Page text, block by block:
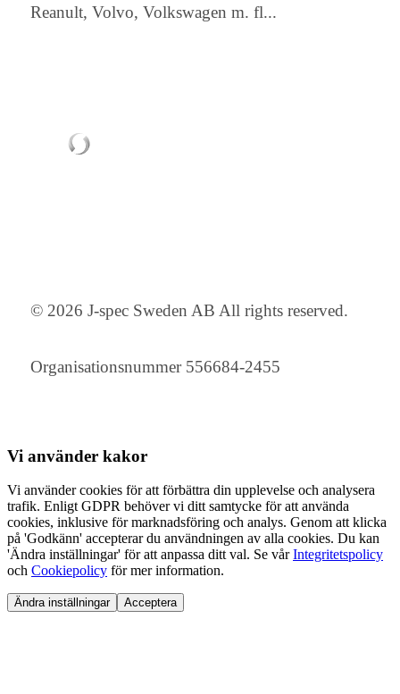
Reanult, Volvo, Volkswagen m. fl...
© 2026 J-spec Sweden AB All rights reserved.
Organisationsnummer 556684-2455
Vi använder kakor
Vi använder cookies för att förbättra din upplevelse och analysera
trafik. Enligt GDPR behöver vi ditt samtycke för att använda
cookies, inklusive för marknadsföring och analys. Genom att klicka
på 'Godkänn' accepterar du användningen av alla cookies. Du kan
'Ändra inställningar' för att anpassa ditt val. Se vårIntegritetspolicy
och Cookiepolicy för mer information.
Ändra inställningar Acceptera